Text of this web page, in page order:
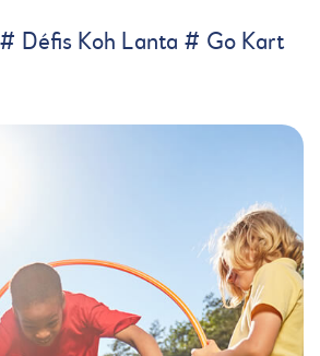
Défis Koh Lanta # Go Kart